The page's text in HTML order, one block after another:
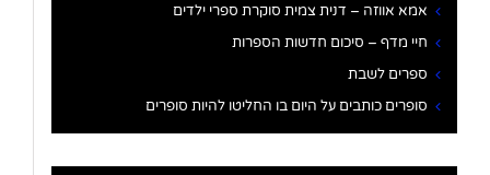
אמא אווזה – דנית צמית סוקרת ספרי ילדים
חיי מדף – סיכום חדשות הספרות
ספרים לשבת
סופרים כותבים על היום בו החליטו להיות סופרים